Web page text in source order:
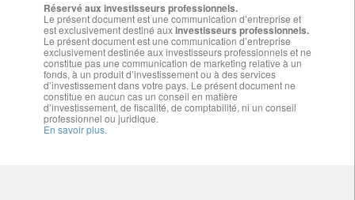
Réservé aux investisseurs professionnels.
Le présent document est une communication d’entreprise et
est exclusivement destiné auxinvestisseurs professionnels.
Le présent document est une communication d’entreprise
exclusivement destinée aux investisseurs professionnels et ne
constitue pas une communication de marketing relative à un
fonds, à un produit d’investissement ou à des services
d’investissement dans votre pays. Le présent document ne
constitue en aucun cas un conseil en matière
d’investissement, de fiscalité, de comptabilité, ni un conseil
professionnel ou juridique.
En savoir plus.